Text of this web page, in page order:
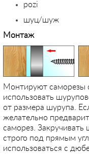
pozi
шуц/шуж
Монтаж
Монтируют саморезы
использовать
от размера шурупа.
желательно
саморез.
строго под прямым
использоваться с